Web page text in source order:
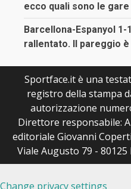
ecco quali sono le
Barcellona-Espanyol 1-
rallentato. Il pareggio
Sportface.it è una
registro della stampa
autorizzazione
Direttore responsabile:
editoriale Giovanni
Viale Augusto 79 -
Change privacy settings